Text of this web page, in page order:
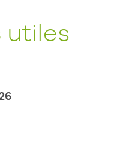
utiles